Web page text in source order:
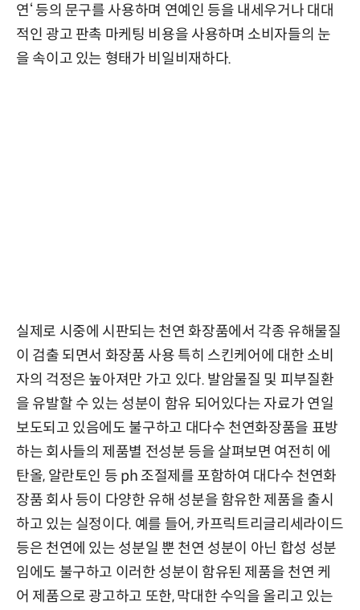
연‘ 등의 문구를 사용하며 연예인 등을 내세우거나 대대
적인 광고 판촉 마케팅 비용을 사용하며 소비자들의 눈
을 속이고 있는 형태가 비일비재하다.
실제로 시중에 시판되는 천연 화장품에서 각종 유해물질
이 검출 되면서 화장품 사용 특히 스킨케어에 대한 소비
자의 걱정은 높아져만 가고 있다. 발암물질 및 피부질환
을 유발할 수 있는 성분이 함유 되어있다는 자료가 연일
보도되고 있음에도 불구하고 대다수 천연화장품을 표방
하는 회사들의 제품별 전성분 등을 살펴보면 여전히 에
탄올, 알란토인 등 ph 조절제를 포함하여 대다수 천연화
장품 회사 등이 다양한 유해 성분을 함유한 제품을 출시
하고 있는 실정이다. 예를 들어, 카프릭트리글리세라이드
등은 천연에 있는 성분일 뿐 천연 성분이 아닌 합성 성분
임에도 불구하고 이러한 성분이 함유된 제품을 천연 케
어 제품으로 광고하고 또한, 막대한 수익을 올리고 있는